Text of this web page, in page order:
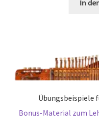
In
Übungsbeispiele
Bonus-Material zum